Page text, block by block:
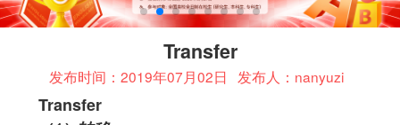
Transfer
发布时间：2019年07月02日 发布人：nanyuzi
Transfer